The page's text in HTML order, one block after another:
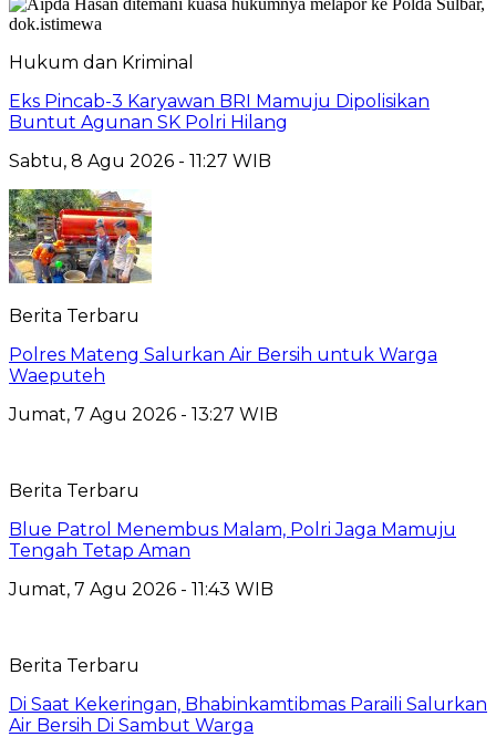
Hukum dan Kriminal
Eks Pincab-3 Karyawan BRI Mamuju Dipolisikan
Buntut Agunan SK Polri Hilang
Sabtu, 8 Agu 2026 - 11:27 WIB
Berita Terbaru
Polres Mateng Salurkan Air Bersih untuk Warga
Waeputeh
Jumat, 7 Agu 2026 - 13:27 WIB
Berita Terbaru
Blue Patrol Menembus Malam, Polri Jaga Mamuju
Tengah Tetap Aman
Jumat, 7 Agu 2026 - 11:43 WIB
Berita Terbaru
Di Saat Kekeringan, Bhabinkamtibmas Paraili Salurkan
Air Bersih Di Sambut Warga